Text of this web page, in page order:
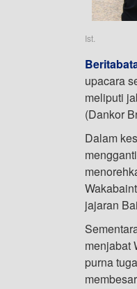
Ist.
upacara
meliputi
(Dankor
Dalam
jajaran
menjabat
purna